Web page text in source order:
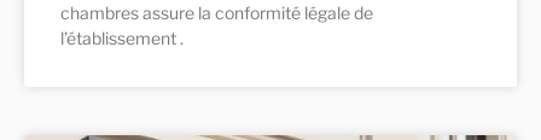
chambres assure la conformité légale de
l’établissement .